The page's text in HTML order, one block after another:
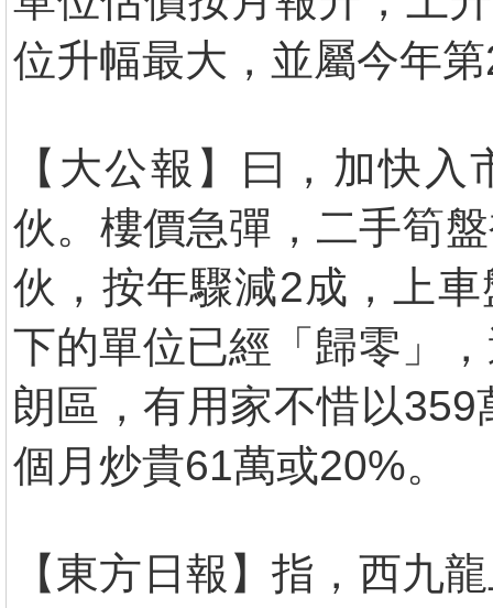
位升幅最大，並屬今年
【大公報】曰，加快
伙。樓價急彈，二手筍
伙，按年驟減2成，上
下的單位已經「歸零」
朗區，有用家不惜以
個月炒貴61萬或20%。
【東方日報】指，西九